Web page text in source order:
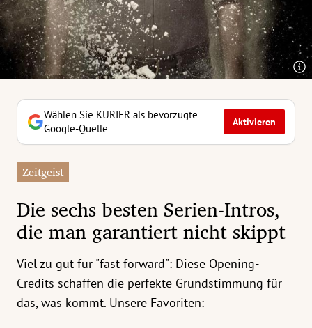
Untermenü
Untermenü
Untermenü
Untermenü
Untermenü
Untermenü
Untermenü
Untermenü
Wählen Sie KURIER als bevorzugte
Google-Quelle
Aktivieren
Zeitgeist
Die sechs besten Serien-Intros,
die man garantiert nicht skippt
Viel zu gut für "fast forward": Diese Opening-
Credits schaffen die perfekte Grundstimmung für
das, was kommt. Unsere Favoriten: